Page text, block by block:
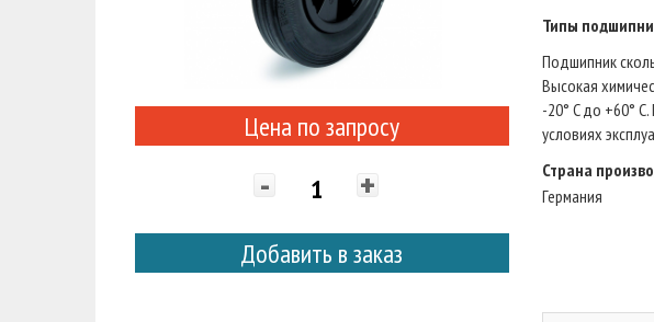
Цена по запросу
- +
Добавить в заказ
Типы
Подшипник
Высокая
-20° C до +60°
условиях
Страна
Германия